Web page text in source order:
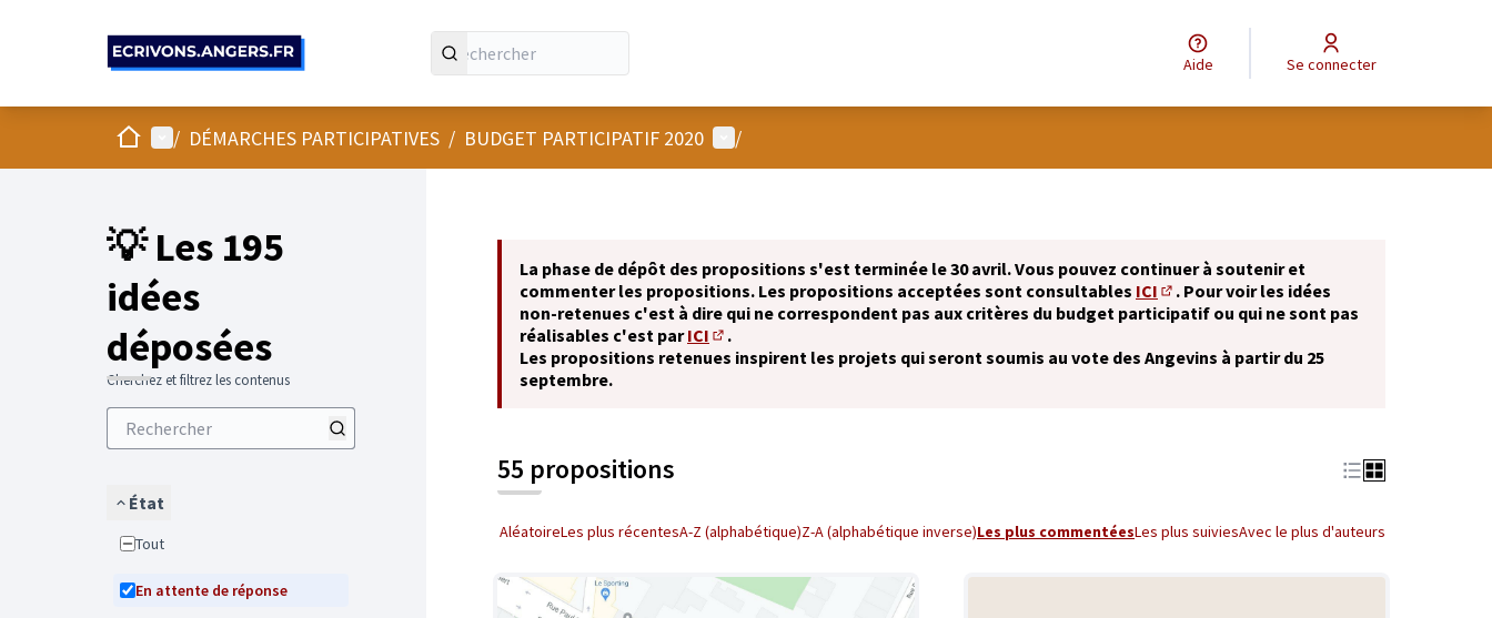
Aide Se connecter
AccueilMenu principal
/ DÉMARCHES PARTICIPATIVES / BUDGET PARTICIPATIF 2020 Menu utilisateur
/
💡 Les 195
idées
déposées
Cherchez et filtrez les contenus
État
Tout
En attente de réponse
La phase de dépôt des propositions s'est terminée le 30 avril. Vous pouvez continuer à soutenir et
commenter les propositions. Les propositions acceptées sont consultables ICI
(S'ouvre dans un nouvel onglet)
. Pour voir les idées
non-retenues c'est à dire qui ne correspondent pas aux critères du budget participatif ou qui ne sont pas
réalisables c'est parICI
(S'ouvre dans un nouvel onglet)
.
Les propositions retenues inspirent les projets qui seront soumis au vote des Angevins à partir du 25
septembre.
55 propositions
AléatoireLes plus récentesA-Z (alphabétique)Z-A (alphabétique inverse)Les plus commentéesLes plus suiviesAvec le plus d'auteurs